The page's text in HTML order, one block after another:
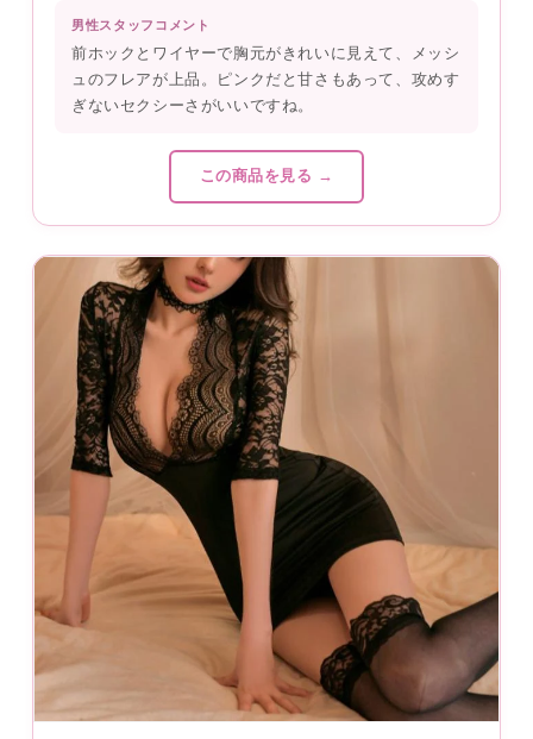
男性スタッフコメント
前ホックとワイヤーで胸元がきれいに見えて、メッシ
ュのフレアが上品。ピンクだと甘さもあって、攻めす
ぎないセクシーさがいいですね。
この商品を見る →